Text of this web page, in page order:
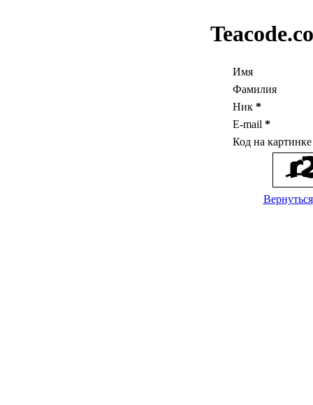
Имя
Фамилия
Ник *
E-mail *
Код на
Вернуться